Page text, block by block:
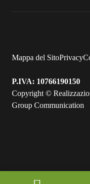
P.IVA: 10766190150
Copyright ©
Group Communication
Mappa del SitoPrivacy